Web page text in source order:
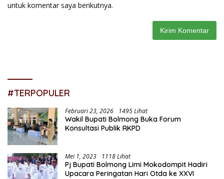
untuk komentar saya berikutnya.
#TERPOPULER
Februari 23, 2026 1495 Lihat
Wakil Bupati Bolmong Buka Forum
Konsultasi Publik RKPD
Mei 1, 2023 1118 Lihat
Pj Bupati Bolmong Limi Mokodompit Hadiri
Upacara Peringatan Hari Otda ke XXVI